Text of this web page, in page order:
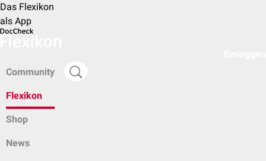
Das Flexikon
als App
Community
Flexikon
Shop
News